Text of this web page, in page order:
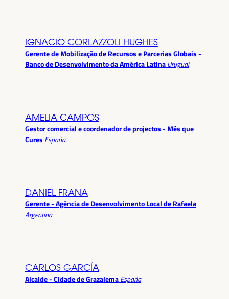
IGNACIO CORLAZZOLI HUGHES
Gerente de Mobilização de Recursos e Parcerias Globais -
Banco de Desenvolvimento da América Latina Uruguai
AMELIA CAMPOS
Gestor comercial e coordenador de projectos - Més que
Cures España
DANIEL FRANA
Gerente - Agência de Desenvolvimento Local de Rafaela
Argentina
CARLOS GARCÍA
Alcalde - Cidade de Grazalema España